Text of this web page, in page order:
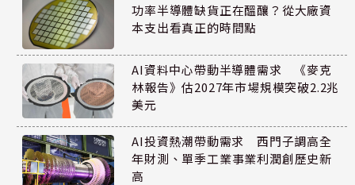
功率半導體缺貨正在醞釀？從大廠資
本支出看真正的時間點
AI資料中心帶動半導體需求 《麥克
林報告》估2027年市場規模突破2.2兆
美元
AI投資熱潮帶動需求 西門子調高全
年財測、單季工業事業利潤創歷史新
高